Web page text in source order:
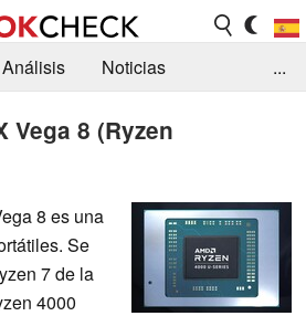
Análisis
Noticias
...
Vega 8 (Ryzen
8 es una
Se
7 de la
4000